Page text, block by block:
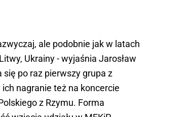
ale podobnie jak w latach
Ukrainy - wyjaśnia Jarosław
się po raz pierwszy grupa z
nagranie też na koncercie
z Rzymu. Forma